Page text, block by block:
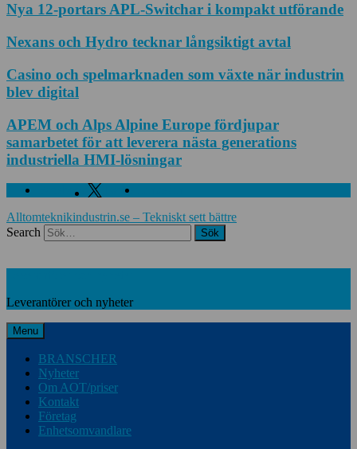
Nya 12-portars APL-Switchar i kompakt utförande
Nexans och Hydro tecknar långsiktigt avtal
Casino och spelmarknaden som växte när industrin
blev digital
APEM och Alps Alpine Europe fördjupar
samarbetet för att leverera nästa generations
industriella HMI-lösningar
Facebook Twitter
Alltomteknikindustrin.se – Tekniskt sett bättre
Search
Leverantörer och nyheter
Menu
BRANSCHER
Nyheter
Om AOT/priser
Kontakt
Företag
Enhetsomvandlare